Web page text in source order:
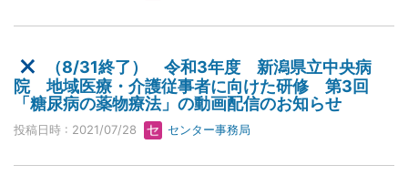
（8/31終了） 令和3年度 新潟県立中央病
院 地域医療・介護従事者に向けた研修 第3回
「糖尿病の薬物療法」の動画配信のお知らせ
投稿日時 : 2021/07/28 センター事務局